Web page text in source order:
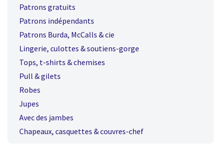
Patrons gratuits
Patrons indépendants
Patrons Burda, McCalls & cie
Lingerie, culottes & soutiens-gorge
Tops, t-shirts & chemises
Pull & gilets
Robes
Jupes
Avec des jambes
Chapeaux, casquettes & couvres-chef